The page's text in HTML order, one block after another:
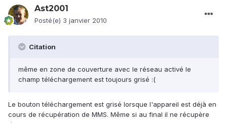
Ast2001
Posté(e) 3 janvier 2010
Citation
même en zone de couverture avec le réseau activé le
champ téléchargement est toujours grisé :(
Le bouton téléchargement est grisé lorsque l'appareil est déjà en
cours de récupération de MMS. Même si au final il ne récupère